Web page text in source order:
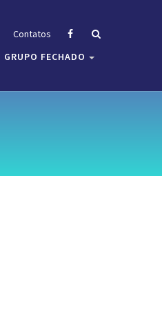
Contatos
GRUPO FECHADO